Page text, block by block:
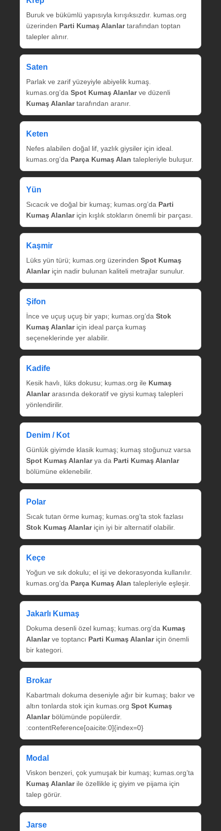
Buruk ve bükümlü yapısıyla kırışıksızdır. kumas.org
üzerinden Parti Kumaş Alanlartarafından toptan
talepler alınır.
Saten
Parlak ve zarif yüzeyiyle abiyelik kumaş.
kumas.org’da Spot Kumaş Alanlarve düzenli
Kumaş Alanlartarafından aranır.
Keten
Nefes alabilen doğal lif, yazlık giysiler için ideal.
kumas.org’da Parça Kumaş Alan talepleriyle buluşur.
Yün
Sıcacık ve doğal bir kumaş; kumas.org’da Parti
Kumaş Alanlariçin kışlık stokların önemli bir parçası.
Kaşmir
Lüks yün türü; kumas.org üzerinden Spot Kumaş
Alanlariçin nadir bulunan kaliteli metrajlar sunulur.
Şifon
İnce ve uçuş uçuş bir yapı; kumas.org’da Stok
Kumaş Alanlariçin ideal parça kumaş
seçeneklerinde yer alabilir.
Kadife
Kesik havlı, lüks dokusu; kumas.org ile Kumaş
Alanlararasında dekoratif ve giysi kumaş talepleri
yönlendirilir.
Denim / Kot
Günlük giyimde klasik kumaş; kumaş stoğunuz varsa
Spot Kumaş Alanlarya da Parti Kumaş Alanlar
bölümüne eklenebilir.
Polar
Sıcak tutan örme kumaş; kumas.org’ta stok fazlası
Stok Kumaş Alanlariçin iyi bir alternatif olabilir.
Keçe
Yoğun ve sık dokulu; el işi ve dekorasyonda kullanılır.
kumas.org’da Parça Kumaş Alan talepleriyle eşleşir.
Jakarlı Kumaş
Dokuma desenli özel kumaş; kumas.org’da Kumaş
Alanlarve toptancı Parti Kumaş Alanlariçin önemli
bir kategori.
Brokar
Kabartmalı dokuma deseniyle ağır bir kumaş; bakır ve
altın tonlarda stok için kumas.org Spot Kumaş
Alanlarbölümünde popülerdir.
:contentReference[oaicite:0]{index=0}
Modal
Viskon benzeri, çok yumuşak bir kumaş; kumas.org’ta
Kumaş Alanlarile özellikle iç giyim ve pijama için
talep görür.
Jarse